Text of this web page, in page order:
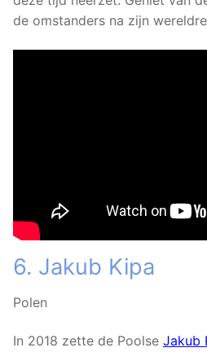
de omstanders na zijn
6. Jakub Kipa
Polen
In 2018 zette de Poolse Jakub